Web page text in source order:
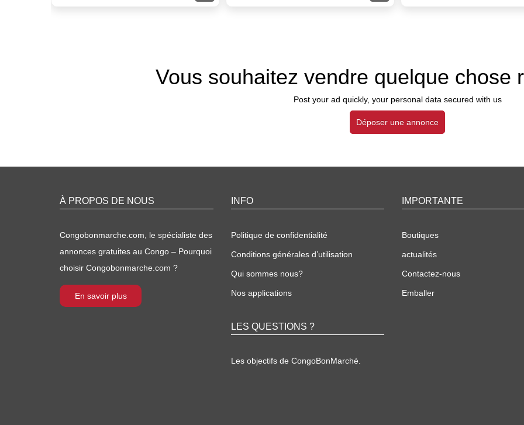
Vous souhaitez vendre quelque chose
Post your ad quickly, your personal data secured with us
Déposer une annonce
À PROPOS DE NOUS
Congobonmarche.com, le spécialiste des
annonces gratuites au Congo – Pourquoi
choisir Congobonmarche.com ?
En savoir plus
INFO
Politique de confidentialité
Conditions générales d’utilisation
Qui sommes nous?
Nos applications
LES QUESTIONS ?
Les objectifs de CongoBonMarché.
IMPORTANTE
Boutiques
actualités
Contactez-nous
Emballer